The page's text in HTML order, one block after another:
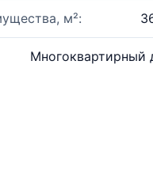
м²:
Многоквартирный